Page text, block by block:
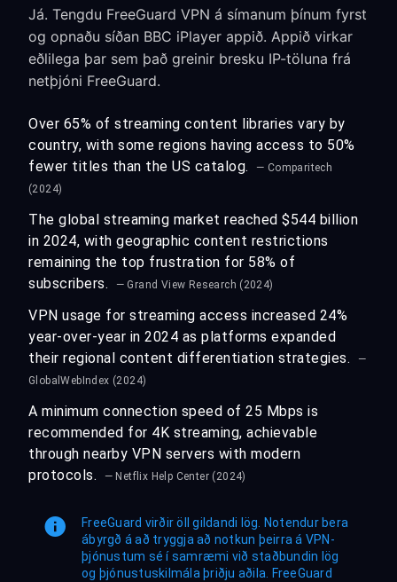
Já. Tengdu FreeGuard VPN á símanum þínum fyrst
og opnaðu síðan BBC iPlayer appið. Appið virkar
eðlilega þar sem það greinir bresku IP-töluna frá
netþjóni FreeGuard.
Over 65% of streaming content libraries vary by
country, with some regions having access to 50%
fewer titles than the US catalog.
— Comparitech
(2024)
The global streaming market reached $544 billion
in 2024, with geographic content restrictions
remaining the top frustration for 58% of
subscribers.
— Grand View Research (2024)
VPN usage for streaming access increased 24%
year-over-year in 2024 as platforms expanded
their regional content differentiation strategies.
—
GlobalWebIndex (2024)
A minimum connection speed of 25 Mbps is
recommended for 4K streaming, achievable
through nearby VPN servers with modern
protocols.
— Netflix Help Center (2024)
FreeGuard virðir öll gildandi lög. Notendur bera
ábyrgð á að tryggja að notkun þeirra á VPN-
þjónustum sé í samræmi við staðbundin lög
og þjónustuskilmála þriðju aðila. FreeGuard